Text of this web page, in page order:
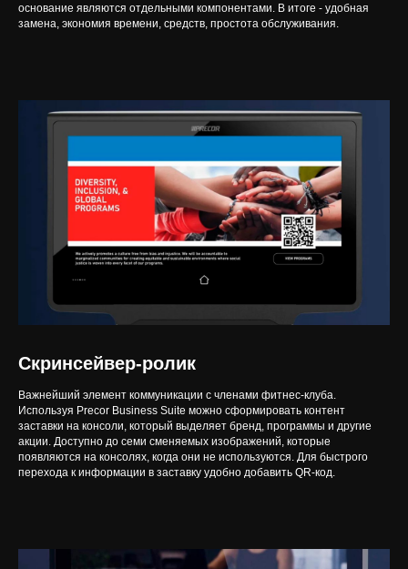
основание являются отдельными компонентами. В итоге - удобная
замена, экономия времени, средств, простота обслуживания.
Скринсейвер-ролик
Важнейший элемент коммуникации с членами фитнес-клуба.
Используя Precor Business Suite можно сформировать контент
заставки на консоли, который выделяет бренд, программы и другие
акции. Доступно до семи сменяемых изображений, которые
появляются на консолях, когда они не используются. Для быстрого
перехода к информации в заставку удобно добавить QR-код.